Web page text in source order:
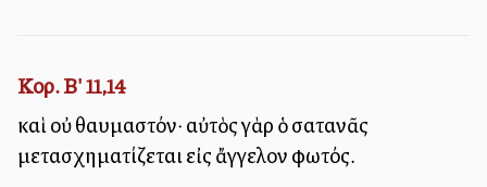
Κορ. Β' 11,14
καὶ οὐ θαυμαστόν· αὐτὸς γὰρ ὁ σατανᾶς
μετασχηματίζεται εἰς ἄγγελον φωτός.